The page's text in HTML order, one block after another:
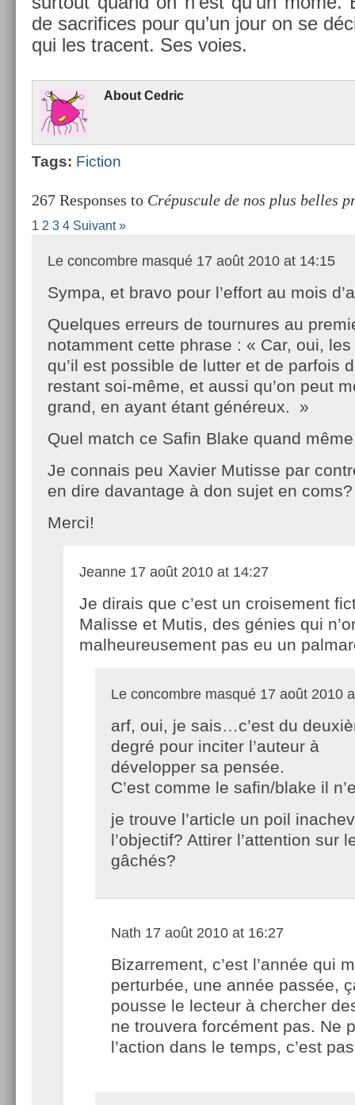
de sac­rifices pour qu’un jour on se
qui les tra­cent. Ses voies.
About Ced­ric
Tags: Fic­tion
267 Responses to Crépuscule de nos plus belles
1 2 3 4 Suivant »
Le concombre masqué 17 août 2010 at 14:15
Sympa, et bravo pour l’effort au mois
Quelques erreurs de tournures au
notamment cette phrase : « Car, oui,
qu’il est possible de lutter et de parfois
restant soi-même, et aussi qu’on peut
grand, en ayant étant généreux. »
Quel match ce Safin Blake quand
Je connais peu Xavier Mutisse par
en dire davantage à don sujet en coms?
Merci!
Jeanne 17 août 2010 at 14:27
Je dirais que c’est un croisement
Malisse et Mutis, des génies qui
malheureusement pas eu un
Le concombre masqué 17 août 2010
arf, oui, je sais…c’est du
degré pour inciter l’auteur à
développer sa pensée.
C’est comme le safin/blake il
je trouve l’article un poil
l’objectif? Attirer l’attention sur
gâchés?
Nath 17 août 2010 at 16:27
Bizarrement, c’est l’année qui
perturbée, une année passée,
pousse le lecteur à chercher
ne trouvera forcément pas. Ne
l’action dans le temps, c’est